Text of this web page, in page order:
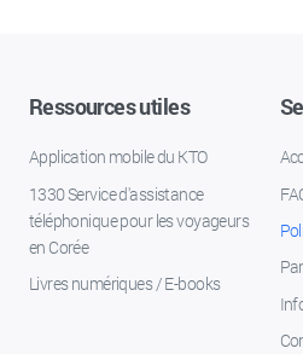
Ressources utiles
Application mobile du KTO
1330 Service d'assistance
téléphonique pour les voyageurs
en Corée
Livres numériques / E-books